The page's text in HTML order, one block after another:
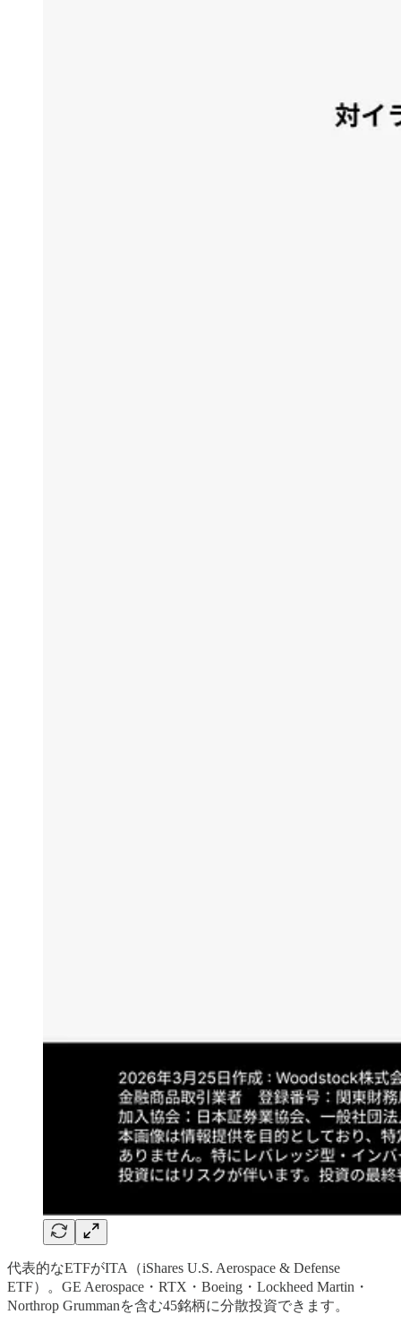
代表的なETFがITA（iShares U.S. Aerospace & Defense
ETF）。GE Aerospace・RTX・Boeing・Lockheed Martin・
Northrop Grummanを含む45銘柄に分散投資できます。